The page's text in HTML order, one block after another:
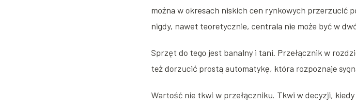
można w okresach niskich cen rynkowych przerzucić
nigdy, nawet teoretycznie, centrala nie może być w
Sprzęt do tego jest banalny i tani. Przełącznik w
też dorzucić prostą automatykę, która rozpoznaje
Wartość nie tkwi w przełączniku. Tkwi w decyzji,